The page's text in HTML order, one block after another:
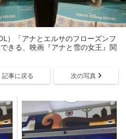
）「アナとエルサのフローズンフ
きる、映画『アナと雪の女王』関
記事に戻る 次の写真